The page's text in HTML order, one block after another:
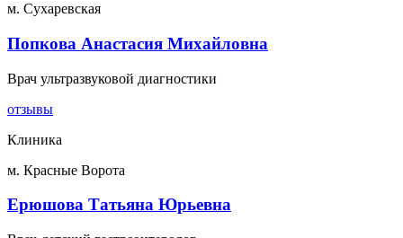
м. Сухаревская
Попкова Анастасия Михайловна
Врач ультразвуковой диагностики
отзывы
Клиника
м. Красные Ворота
Ерюшова Татьяна Юрьевна